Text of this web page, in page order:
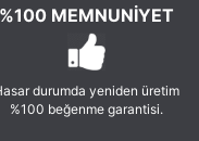
%100 MEMNUNIYET
durumda yeniden üretim
%100 beğenme garantisi.